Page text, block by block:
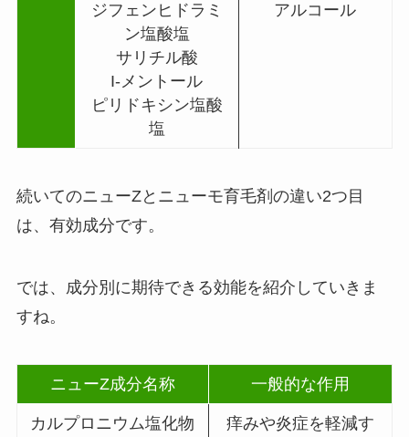
ジフェンヒドラミ
ン塩酸塩
サリチル酸
I-メントール
ピリドキシン塩酸
塩
アルコール
続いてのニューZとニューモ育毛剤の違い2つ目
は、有効成分です。
では、成分別に期待できる効能を紹介していきま
すね。
ニューZ成分名称 一般的な作用
カルプロニウム塩化物 痒みや炎症を軽減す